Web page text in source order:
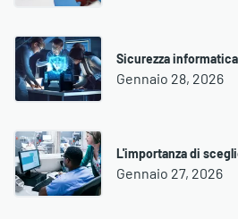
Sicurezza
Gennaio 28, 2026
L'importanza di
Gennaio 27, 2026